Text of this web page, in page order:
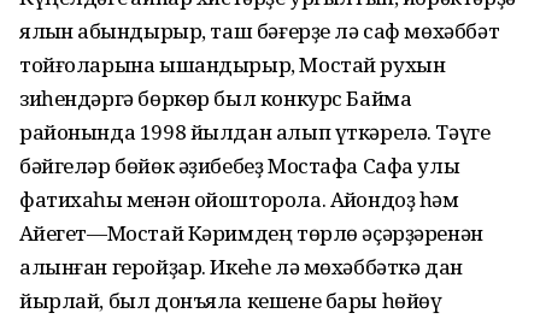
ялҡын ҡабындырыр, таш бәғерҙе лә саф мөхәббәт
тойғоларына ышандырыр, Мостай рухын
зиһендәргә бөркөр был конкурс Баймаҡ
районында 1998 йылдан алып үткәрелә. Тәүге
бәйгеләр бөйөк әҙибебеҙ Мостафа Сафа улы
фатихаһы менән ойошторола. Аҡйондоҙ һәм
Аҡйегет—Мостай Кәримдең төрлө әҫәрҙәренән
алынған геройҙар. Икеһе лә мөхәббәткә дан
йырлай, был донъяла кешене бары һөйөү